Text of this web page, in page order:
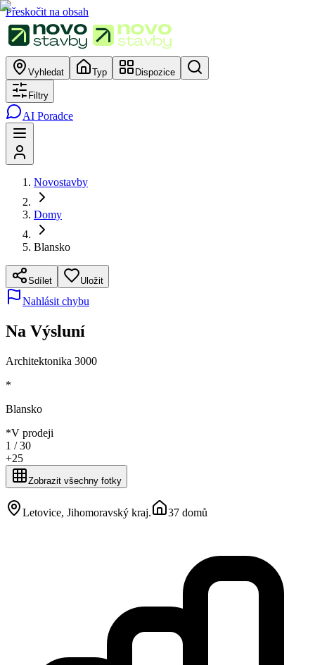
Přeskočit na obsah
Vyhledat Typ Dispozice
Filtry
AI Poradce
Novostavby
Domy
Blansko
Sdílet Uložit
Nahlásit chybu
Na Výsluní
Architektonika 3000
*
Blansko
*V prodeji
1 /30
+25
Zobrazit všechny fotky
Letovice, Jihomoravský kraj. 37 domů